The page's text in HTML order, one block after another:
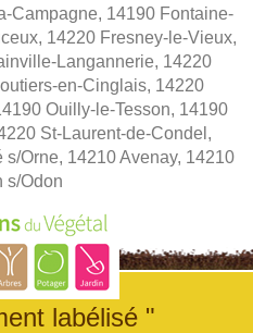
Campagne, 14190 Fontaine-
14220 Fresney-le-Vieux,
Langannerie, 14220
en-Cinglais, 14220
Ouilly-le-Tesson, 14190
St-Laurent-de-Condel,
Orne, 14210 Avenay, 14210
s/Odon
labélisé "